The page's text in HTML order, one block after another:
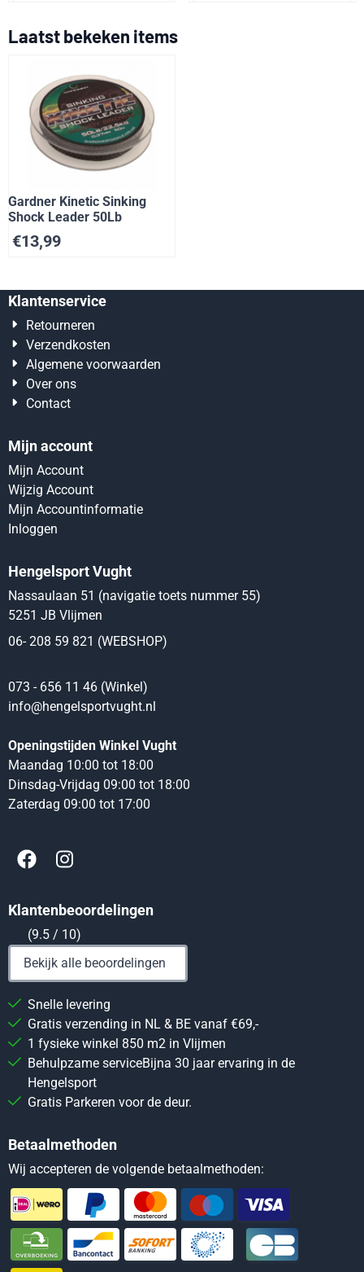
Laatst bekeken items
Gardner Kinetic Sinking
Shock Leader 50Lb
€13,99
Klantenservice
Retourneren
Verzendkosten
Algemene voorwaarden
Over ons
Contact
Mijn account
Mijn Account
Wijzig Account
Mijn Accountinformatie
Inloggen
Hengelsport Vught
Nassaulaan 51 (navigatie toets nummer 55)
5251 JB Vlijmen
06- 208 59 821 (WEBSHOP)
073 - 656 11 46 (Winkel)
info@hengelsportvught.nl
Openingstijden Winkel Vught
Maandag 10:00 tot 18:00
Dinsdag-Vrijdag 09:00 tot 18:00
Zaterdag 09:00 tot 17:00
Klantenbeoordelingen
(9.5 / 10)
Bekijk alle beoordelingen
Snelle levering
Gratis verzending in NL & BE vanaf €69,-
1 fysieke winkel 850 m2 in Vlijmen
Behulpzame serviceBijna 30 jaar ervaring in de
Hengelsport
Gratis Parkeren voor de deur.
Betaalmethoden
Wij accepteren de volgende betaalmethoden: